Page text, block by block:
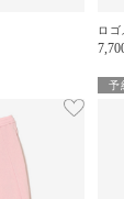
ロゴ
予